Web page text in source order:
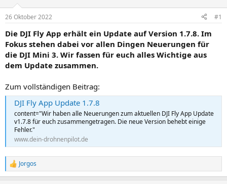
e
r
l
t
a
m
26 Oktober 2022 #1
Die DJI Fly App erhält ein Update auf Version 1.7.8. Im
Fokus stehen dabei vor allen Dingen Neuerungen für
die DJI Mini 3. Wir fassen für euch alles Wichtige aus
dem Update zusammen.
Zum vollständigen Beitrag:
DJI Fly App Update 1.7.8
content="Wir haben alle Neuerungen zum aktuellen DJI Fly App Update
v1.7.8 für euch zusammengetragen. Die neue Version behebt einige
Fehler."
www.dein-drohnenpilot.de
R
e
Jorgos